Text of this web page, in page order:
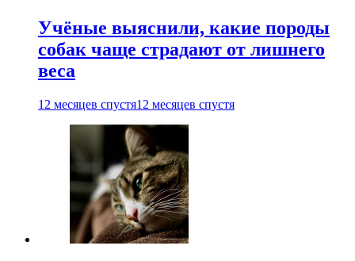
Учёные выяснили, какие породы
собак чаще страдают от лишнего
веса
12 месяцев спустя12 месяцев спустя